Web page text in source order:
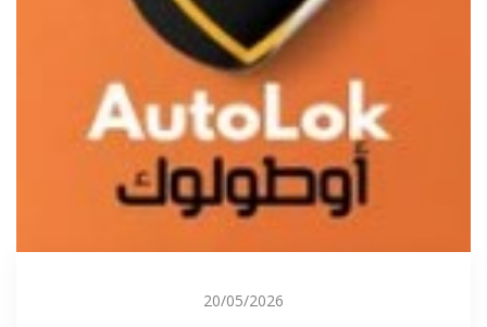
20/05/2026